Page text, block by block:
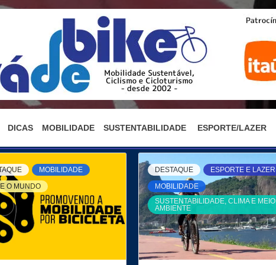
CICLISMO, LAZER
DICAS MOBILIDADE SUSTENTABILIDADE ESPORTE/LAZER
MOBILIDADE
O MUNDO
DESTAQUE
ESPORTE E LAZER
MOBILIDADE
SUSTENTABILIDADE, CLIMA E MEIO
AMBIENTE